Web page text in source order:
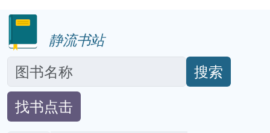
静流书站
搜索
找书点击